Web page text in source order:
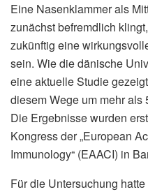
Eine Nasenklammer als
zunächst befremdlich
zukünftig eine
sein. Wie die dänische
eine aktuelle Studie
diesem Wege um mehr als
Die Ergebnisse wurden
Kongress der „European
Immunology“ (EAACI) in
Für die Untersuchung